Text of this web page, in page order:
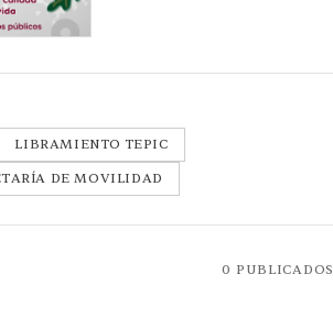
LIBRAMIENTO TEPIC
DE MOVILIDAD
0 PUBLICADOS